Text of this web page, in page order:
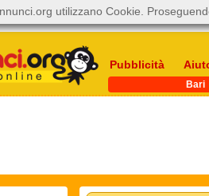
Pubblicità
Bari
utilizzano Cookie.